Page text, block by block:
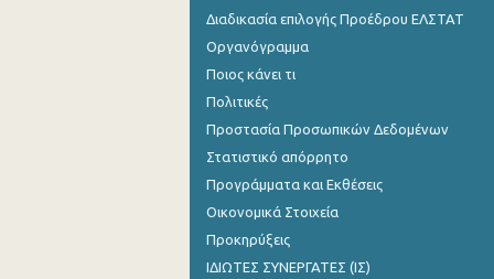
1o Τρίμηνο 2016
4o Τρίμηνο 2015
2o Τρίμηνο 2015
1o Τρίμηνο 2015
4o Τρίμηνο 2014
3o Τρίμηνο 2014
Διαδικασία επιλογής Προέδρου ΕΛΣΤΑΤ
Οργανόγραμμα
Ποιος κάνει τι
Πολιτικές
Προστασία Προσωπικών Δεδομένων
Στατιστικό απόρρητο
Προγράμματα και Εκθέσεις
Οικονομικά Στοιχεία
Προκηρύξεις
ΙΔΙΩΤΕΣ ΣΥΝΕΡΓΑΤΕΣ (ΙΣ)